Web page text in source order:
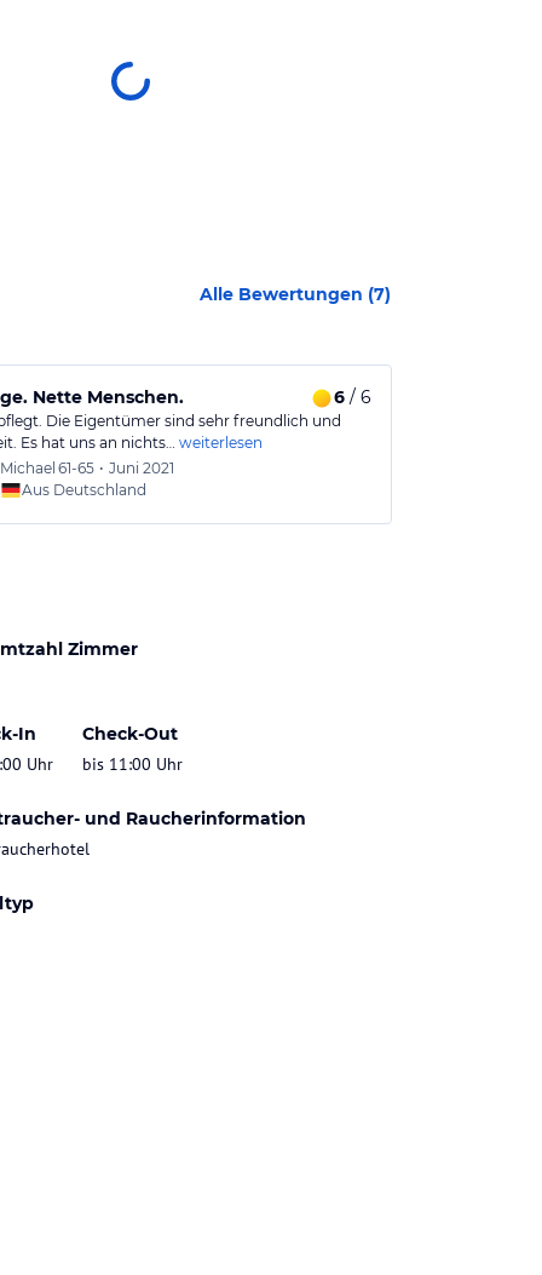
Alle Bewertungen (7)
Nette Menschen. 6/ 6
Die Eigentümer sind sehr freundlich und
Es hat uns an nichts… weiterlesen
Michael 61-65 • Juni 2021
Aus Deutschland
Zimmer
In
Uhr
Check-Out
bis 11:00 Uhr
und Raucherinformation